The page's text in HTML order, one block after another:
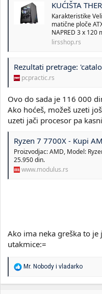
KUĆIŠTA
Karakteristike
matične ploče
NAPRED 3 x 120
lirsshop.rs
Rezultati pretrage: 'catalog product view id 49412 s samsung
pcpractic.rs
Ovo do sada je 116 000
Ako hoćeš, možeš uzeti
uzeti jači procesor pa
Ryzen 7 7700X - Kupi AMD -
Proizvodjac: AMD, Model:
25.950 din.
www.modulus.rs
Ako ima neka greška to
utakmice:=
R
Mr. Nobody i vladarko